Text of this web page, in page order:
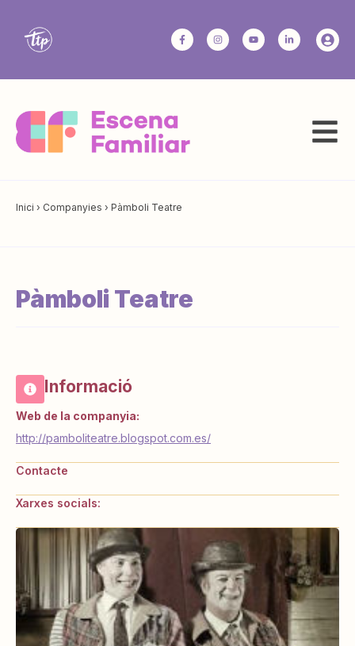
Inici › Companyies › Pàmboli Teatre
Pàmboli Teatre
Informació
Web de la companyia:
http://pamboliteatre.blogspot.com.es/
Contacte
Xarxes socials: